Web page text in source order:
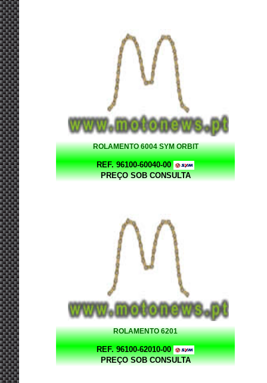
ROLAMENTO 6004 SYM ORBIT
REF. 96100-60040-00
PREÇO SOB CONSULTA
ROLAMENTO 6201
REF. 96100-62010-00
PREÇO SOB CONSULTA